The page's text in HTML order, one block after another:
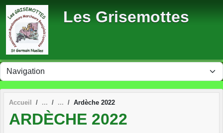
Les Grisemottes
Accueil Ardèche 2022
ARDÈCHE 2022
Panneau de gestion des cookies